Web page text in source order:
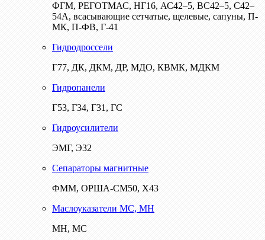
ФГМ, РЕГОТМАС, НГ16, АС42–5, ВС42–5, С42–
54А, всасывающие сетчатые, щелевые, сапуны, П-
МК, П-ФВ, Г-41
Гидродроссели
Г77, ДК, ДКМ, ДР, МДО, КВМК, МДКМ
Гидропанели
Г53, Г34, Г31, ГС
Гидроусилители
ЭМГ, Э32
Сепараторы магнитные
ФММ, ОРША-СМ50, Х43
Маслоуказатели МС, МН
МН, МС